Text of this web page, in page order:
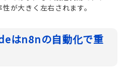
が大きく左右されます。
はn8nの自動化で重